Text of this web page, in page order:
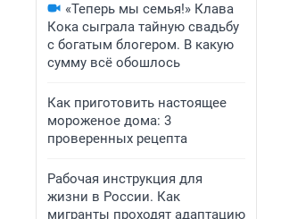
«Теперь мы семья!» Клава
Кока сыграла тайную свадьбу
с богатым блогером. В какую
сумму всё обошлось
Как приготовить настоящее
мороженое дома: 3
проверенных рецепта
Рабочая инструкция для
жизни в России. Как
мигранты проходят адаптацию